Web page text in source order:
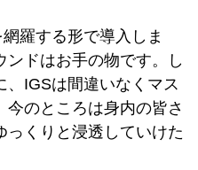
羅する形で導入しま
ドはお手の物です。し
IGSは間違いなくマス
今のところは身内の皆さ
っくりと浸透していけた